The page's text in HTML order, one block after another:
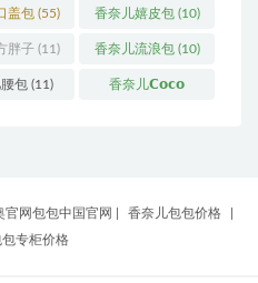
盖包(55) 香奈儿嬉皮包(10)
胖子(11) 香奈儿流浪包(10)
包(11) 香奈儿𝗖𝗼𝗰𝗼
官网包包中国官网 香奈儿包包价格
专柜价格